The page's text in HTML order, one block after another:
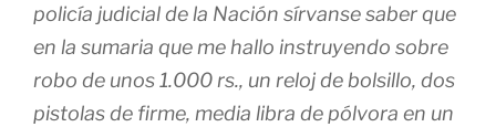
policía judicial de la Nación sírvanse saber que
en la sumaria que me hallo instruyendo sobre
robo de unos 1.000 rs., un reloj de bolsillo, dos
pistolas de firme, media libra de pólvora en un